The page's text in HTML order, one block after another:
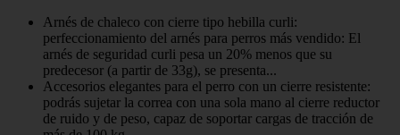
Arnés de chaleco con cierre tipo hebilla curli:
perfeccionamiento del arnés para perros más vendido: El
arnés de seguridad curli pesa un 20% menos que su
predecesor (a partir de 33g), se presenta...
Accesorios elegantes para el perro con un cierre resistente:
podrás sujetar la correa con una sola mano al cierre reductor
de ruido y de peso, capaz de soportar cargas de tracción de